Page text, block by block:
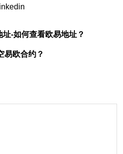
-如何查看欧易地址？
易欧合约？